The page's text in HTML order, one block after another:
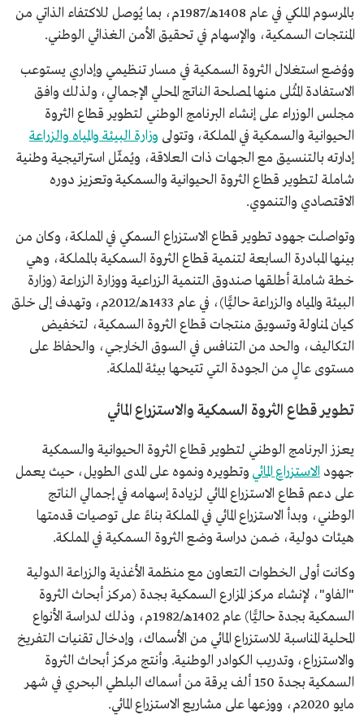
بالمرسوم الملكي في عام 1408هـ/1987م، بما يُوصل للاكتفاء الذاتي من
المنتجات السمكية، والإسهام في تحقيق الأمن الغذائي الوطني.
ووُضع استغلال الثروة السمكية في مسار تنظيمي وإداري يستوعب
الاستفادة المُثلى منها لمصلحة الناتج المحلي الإجمالي، ولذلك وافق
مجلس الوزراء على إنشاء البرنامج الوطني لتطوير قطاع الثروة
الحيوانية والسمكية في المملكة، وتتولى وزارة البيئة والمياه والزراعة
إدارته بالتنسيق مع الجهات ذات العلاقة، ويُمثّل استراتيجية وطنية
شاملة لتطوير قطاع الثروة الحيوانية والسمكية وتعزيز دوره
الاقتصادي والتنموي.
وتواصلت جهود تطوير قطاع الاستزراع السمكي في المملكة، وكان من
بينها المبادرة السابعة لتنمية قطاع الثروة السمكية بالمملكة، وهي
خطة شاملة أطلقها صندوق التنمية الزراعية ووزارة الزراعة (وزارة
البيئة والمياه والزراعة حاليًّا)، في عام 1433هـ/2012م، وتهدف إلى خلق
كيان لمناولة وتسويق منتجات قطاع الثروة السمكية، لتخفيض
التكاليف، والحد من التنافس في السوق الخارجي، والحفاظ على
مستوى عالٍ من الجودة التي تتيحها بيئة المملكة.
تطوير قطاع الثروة السمكية والاستزراع المائي
يعزز البرنامج الوطني لتطوير قطاع الثروة الحيوانية والسمكية
جهود الاستزراع المائي وتطويره ونموه على المدى الطويل، حيث يعمل
على دعم قطاع الاستزراع المائي لزيادة إسهامه في إجمالي الناتج
الوطني، وبدأ الاستزراع المائي في المملكة بناءً على توصيات قدمتها
هيئات دولية، ضمن دراسة وضع الثروة السمكية في المملكة.
وكانت أولى الخطوات التعاون مع منظمة الأغذية والزراعة الدولية
"الفاو"، لإنشاء مركز المزارع السمكية بجدة (مركز أبحاث الثروة
السمكية بجدة حاليًّا) عام 1402هـ/1982م، وذلك لدراسة الأنواع
المحلية المناسبة للاستزراع المائي من الأسماك، وإدخال تقنيات التفريخ
والاستزراع، وتدريب الكوادر الوطنية. وأنتج مركز أبحاث الثروة
السمكية بجدة 150 ألف يرقة من أسماك البلطي البحري في شهر
مايو 2020م، ووزعها على مشاريع الاستزراع المائي.